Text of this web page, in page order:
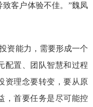
客户体验不佳。”魏凤
资能力，需要形成一个
配置、团队智慧和过程
资理念要转变，要从原
，首要任务是尽可能控